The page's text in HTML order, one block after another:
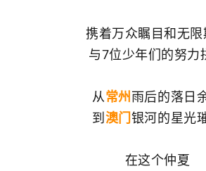
携着万众瞩目和无限
与7位少年们的努力
从常州雨后的落日
到澳门银河的星光
在这个仲夏